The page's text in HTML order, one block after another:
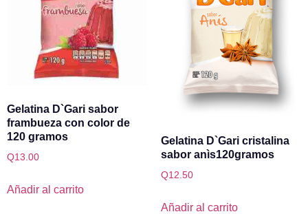
Gelatina D`Gari sabor
frambueza con color de
120 gramos
Q13.00
Añadir al carrito
Gelatina D`Gari cristalina
sabor anìs120gramos
Q12.50
Añadir al carrito